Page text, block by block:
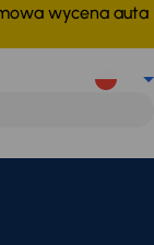
wycena auta